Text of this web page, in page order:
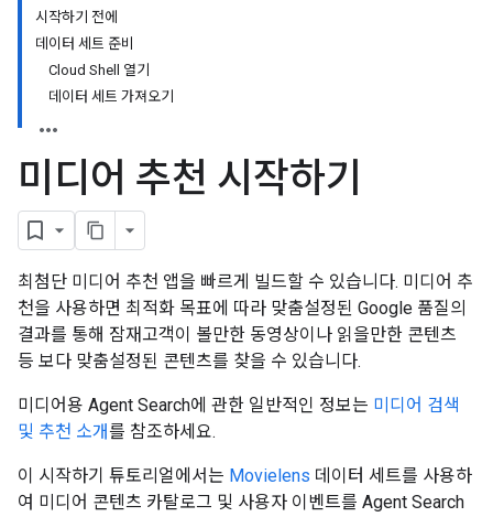
시작하기 전에
데이터 세트 준비
Cloud Shell 열기
데이터 세트 가져오기
미디어 추천 시작하기
최첨단 미디어 추천 앱을 빠르게 빌드할 수 있습니다. 미디어 추
천을 사용하면 최적화 목표에 따라 맞춤설정된 Google 품질의
결과를 통해 잠재고객이 볼만한 동영상이나 읽을만한 콘텐츠
등 보다 맞춤설정된 콘텐츠를 찾을 수 있습니다.
미디어용 Agent Search에 관한 일반적인 정보는 미디어 검색
및 추천 소개를 참조하세요.
이 시작하기 튜토리얼에서는 Movielens 데이터 세트를 사용하
여 미디어 콘텐츠 카탈로그 및 사용자 이벤트를 Agent Search